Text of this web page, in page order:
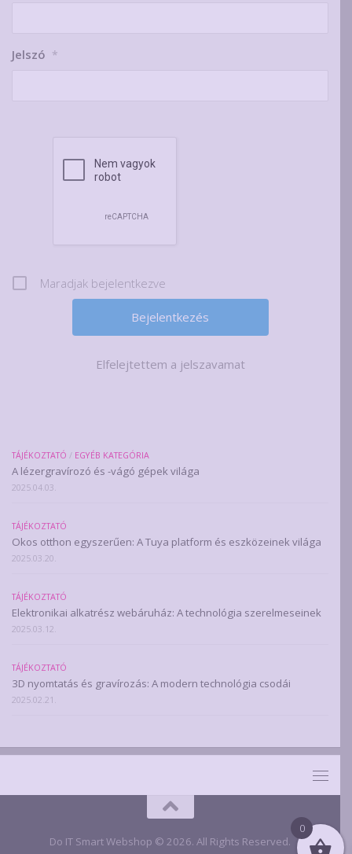
Jelszó *
Maradjak bejelentkezve
Elfelejtettem a jelszavamat
TÁJÉKOZTATÓ / EGYÉB KATEGÓRIA
A lézergravírozó és -vágó gépek világa
2025.04.03.
TÁJÉKOZTATÓ
Okos otthon egyszerűen: A Tuya platform és eszközeinek világa
2025.03.20.
TÁJÉKOZTATÓ
Elektronikai alkatrész webáruház: A technológia szerelmeseinek
2025.03.12.
TÁJÉKOZTATÓ
3D nyomtatás és gravírozás: A modern technológia csodái
2025.02.21.
Do IT Smart Webshop © 2026. All Rights Reserved.
0